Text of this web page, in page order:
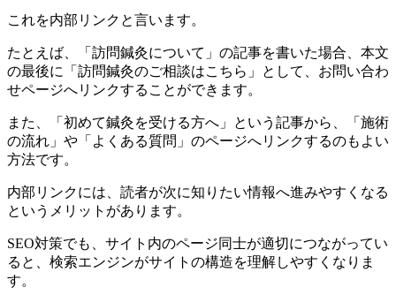
これを内部リンクと言います。
たとえば、「訪問鍼灸について」の記事を書いた場合、本文
の最後に「訪問鍼灸のご相談はこちら」として、お問い合わ
せページへリンクすることができます。
また、「初めて鍼灸を受ける方へ」という記事から、「施術
の流れ」や「よくある質問」のページへリンクするのもよい
方法です。
内部リンクには、読者が次に知りたい情報へ進みやすくなる
というメリットがあります。
SEO対策でも、サイト内のページ同士が適切につながってい
ると、検索エンジンがサイトの構造を理解しやすくなりま
す。